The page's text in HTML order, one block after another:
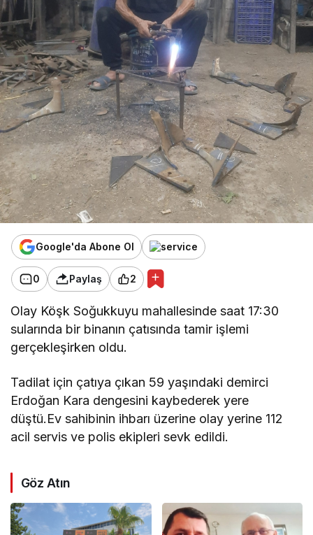
Google'da Abone Ol
0 Paylaş 2
Olay Köşk Soğukkuyu mahallesinde saat 17:30
sularında bir binanın çatısında tamir işlemi
gerçekleşirken oldu.
Tadilat için çatıya çıkan 59 yaşındaki demirci
Erdoğan Kara dengesini kaybederek yere
düştü.Ev sahibinin ihbarı üzerine olay yerine 112
acil servis ve polis ekipleri sevk edildi.
Göz Atın